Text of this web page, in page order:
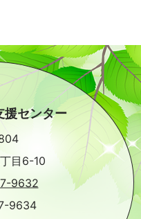
援センター
目6-10
9632
9634